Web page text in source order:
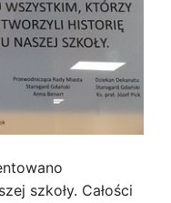
szkoły. Całości